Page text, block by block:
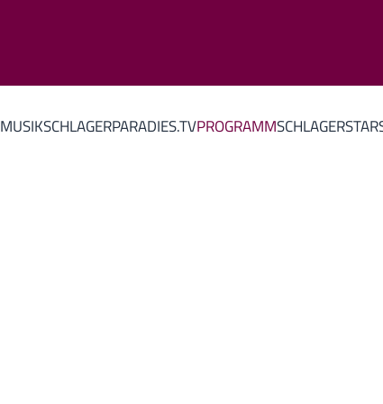
MUSIKSCHLAGERPARADIES.TVPROGRAMM